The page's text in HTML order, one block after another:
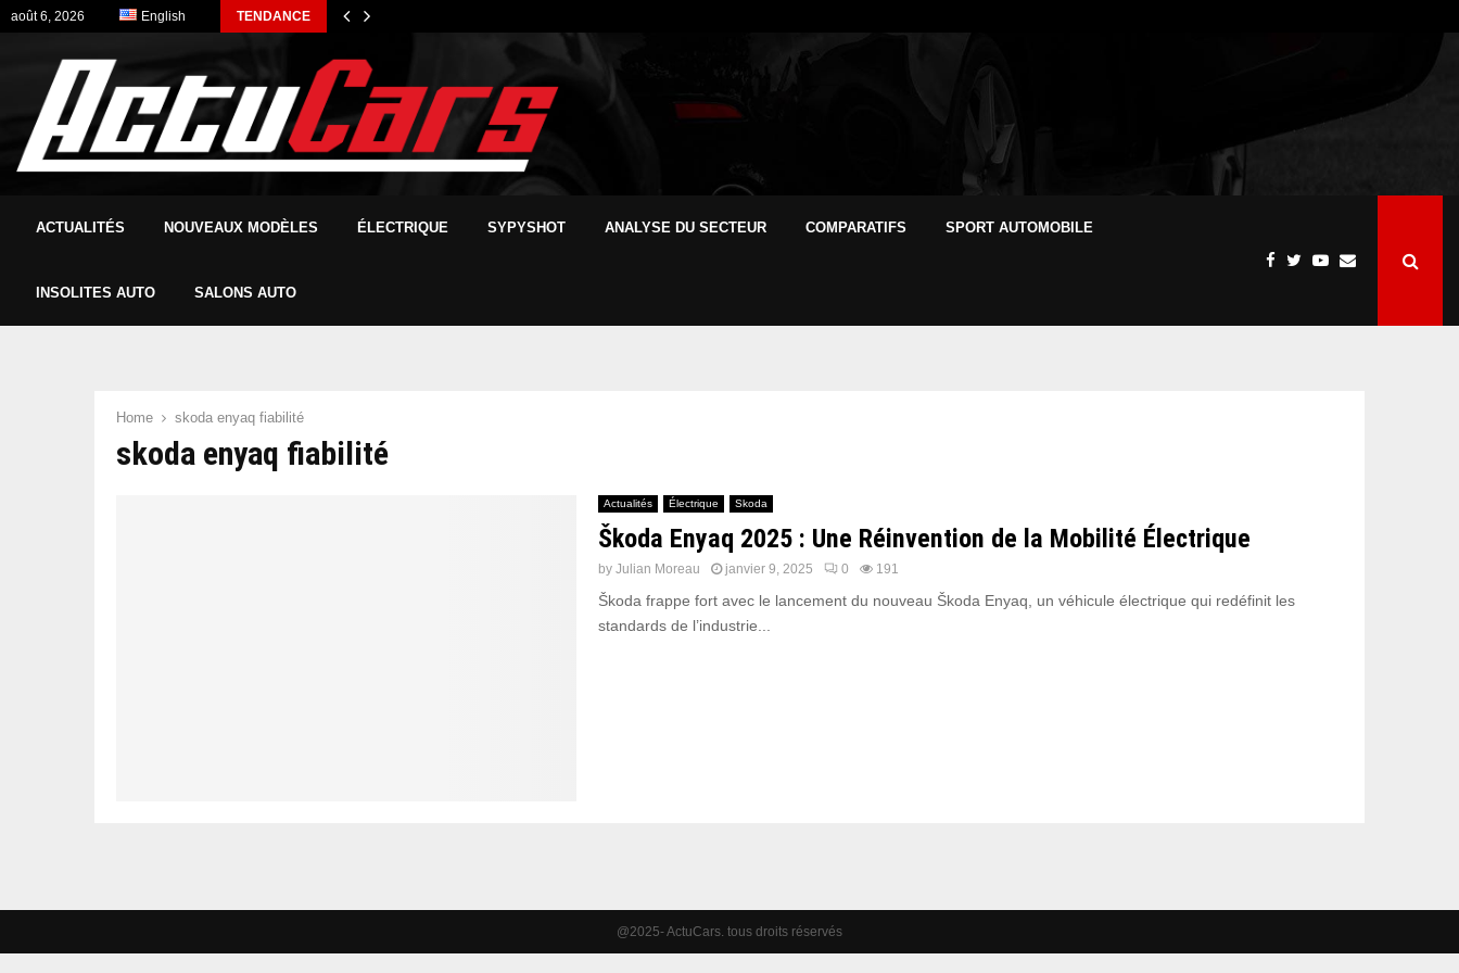
août 6, 2026 English TENDANCE
ACTUALITÉS NOUVEAUX MODÈLES ÉLECTRIQUE SYPYSHOT ANALYSE DU SECTEUR COMPARATIFS SPORT AUTOMOBILE
INSOLITES AUTO SALONS AUTO
Home skoda enyaq fiabilité
skoda enyaq fiabilité
Actualités Électrique Skoda
Škoda Enyaq 2025 : Une Réinvention de la Mobilité Électrique
by Julian Moreau janvier 9, 2025 0 191
Škoda frappe fort avec le lancement du nouveau Škoda Enyaq, un véhicule électrique qui redéfinit les
standards de l’industrie...
@2025- ActuCars. tous droits réservés